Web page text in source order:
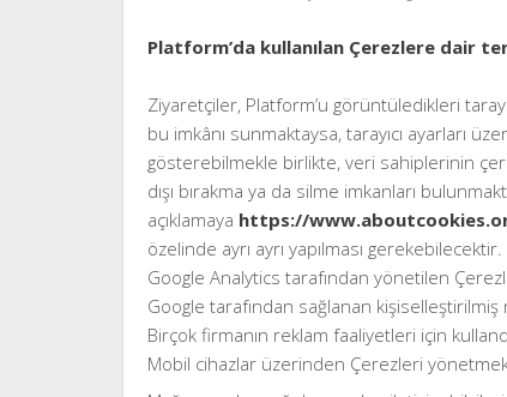
Platform’da kullanılan Çerezlere dair
Ziyaretçiler, Platform’u görüntüledikleri
bu imkânı sunmaktaysa, tarayıcı ayarları
gösterebilmekle birlikte, veri sahiplerinin
dışı bırakma ya da silme imkanları
açıklamaya https://
özelinde ayrı ayrı yapılması gerekebilecektir.
Google Analytics tarafından yönetilen
Google tarafından sağlanan
Birçok firmanın reklam faaliyetleri için
Mobil cihazlar üzerinden Çerezleri